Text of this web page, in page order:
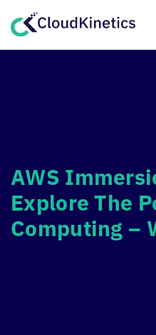
AWS
Explore The
Computing –